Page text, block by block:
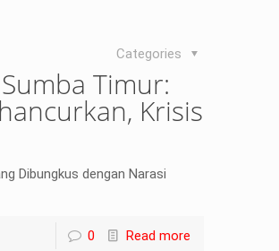
Categories
Timur:
Krisis
Dibungkus dengan Narasi
0 Read more